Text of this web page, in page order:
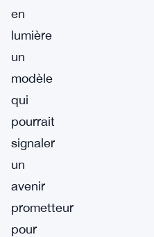
en
lumière
un
modèle
qui
pourrait
signaler
un
avenir
prometteur
pour